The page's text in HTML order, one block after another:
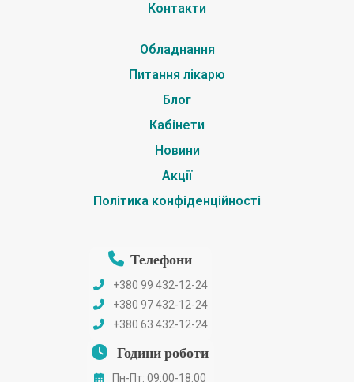
Контакти
Обладнання
Питання лікарю
Блог
Кабінети
Новини
Акції
Політика конфіденційності
Телефони
+380 99 432-12-24
+380 97 432-12-24
+380 63 432-12-24
Години роботи
Пн-Пт: 09:00-18:00